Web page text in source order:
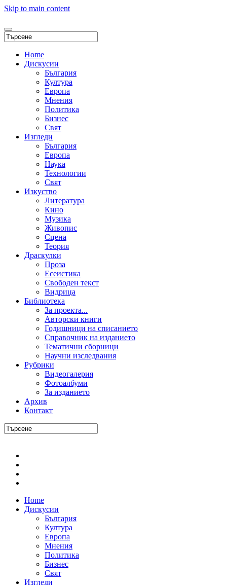
Skip to main content
Home
Дискусии
България
Култура
Европа
Мнения
Политика
Бизнес
Свят
Изгледи
България
Европа
Наука
Технологии
Свят
Изкуство
Литература
Кино
Музика
Живопис
Сцена
Теория
Драскулки
Проза
Есеистика
Свободен текст
Видрица
Библиотека
За проекта...
Авторски книги
Годишници на списанието
Справочник на изданието
Тематични сборници
Научни изследвания
Рубрики
Видеогалерия
Фотоалбуми
За изданието
Архив
Контакт
Home
Дискусии
България
Култура
Европа
Мнения
Политика
Бизнес
Свят
Изгледи